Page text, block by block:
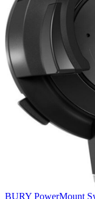
BURY PowerMount